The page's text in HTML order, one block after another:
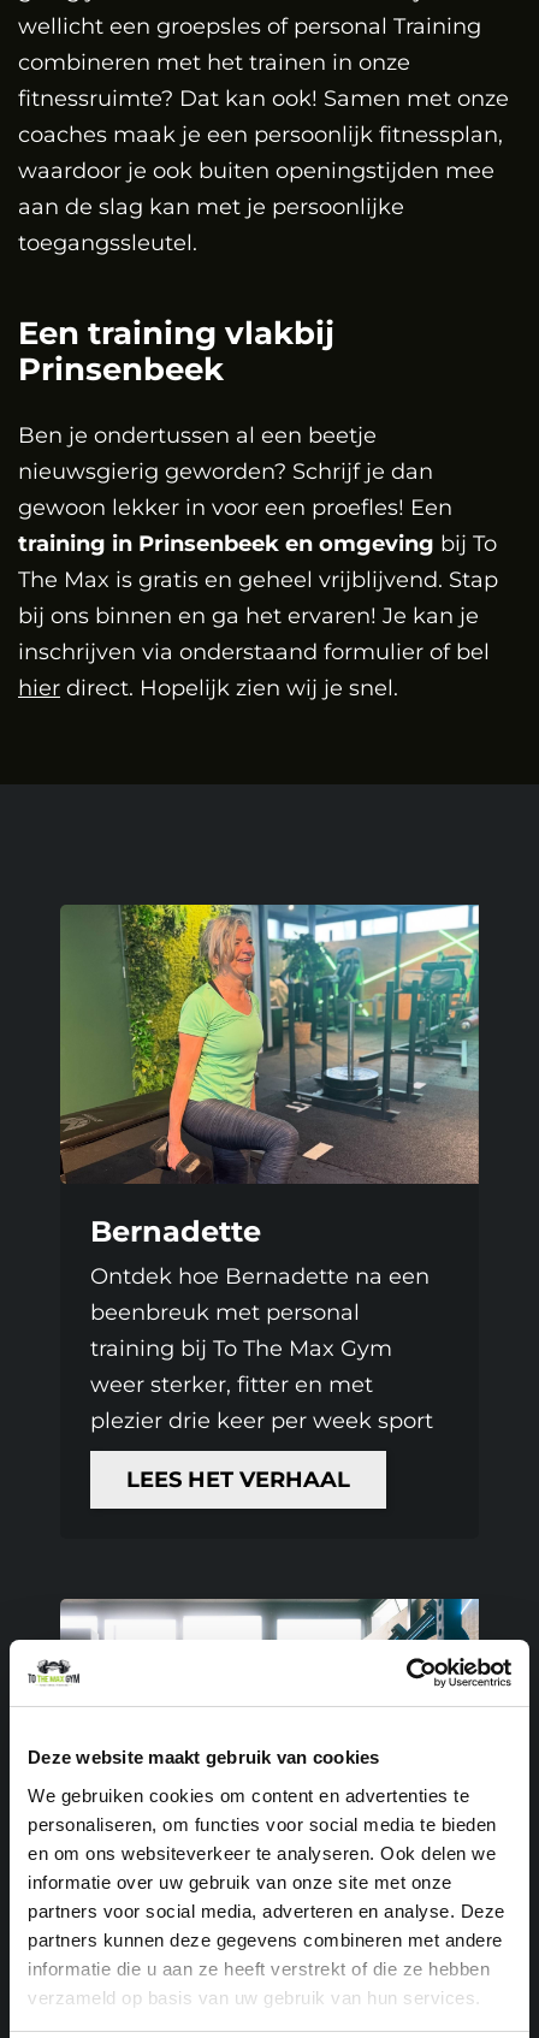
Deze website maakt gebruik van cookies
We gebruiken cookies om content en advertenties te
personaliseren, om functies voor social media te bieden
en om ons websiteverkeer te analyseren. Ook delen we
informatie over uw gebruik van onze site met onze
partners voor social media, adverteren en analyse. Deze
partners kunnen deze gegevens combineren met andere
informatie die u aan ze heeft verstrekt of die ze hebben
verzameld op basis van uw gebruik van hun services.
wellicht een groepsles of personal Training
combineren met het trainen in onze
fitnessruimte? Dat kan ook! Samen met onze
coaches maak je een persoonlijk fitnessplan,
waardoor je ook buiten openingstijden mee
aan de slag kan met je persoonlijke
toegangssleutel.
Een training vlakbij
Prinsenbeek
Ben je ondertussen al een beetje
nieuwsgierig geworden? Schrijf je dan
gewoon lekker in voor een proefles! Een
training in Prinsenbeek en omgeving bij To
The Max is gratis en geheel vrijblijvend. Stap
bij ons binnen en ga het ervaren! Je kan je
inschrijven via onderstaand formulier of bel
hier direct. Hopelijk zien wij je snel.
Bernadette
Ontdek hoe Bernadette na een
beenbreuk met personal
training bij To The Max Gym
weer sterker, fitter en met
plezier drie keer per week sport
LEES HET VERHAAL
Christian
Van feestende student naar fitte
krachtpatser: bekijk het